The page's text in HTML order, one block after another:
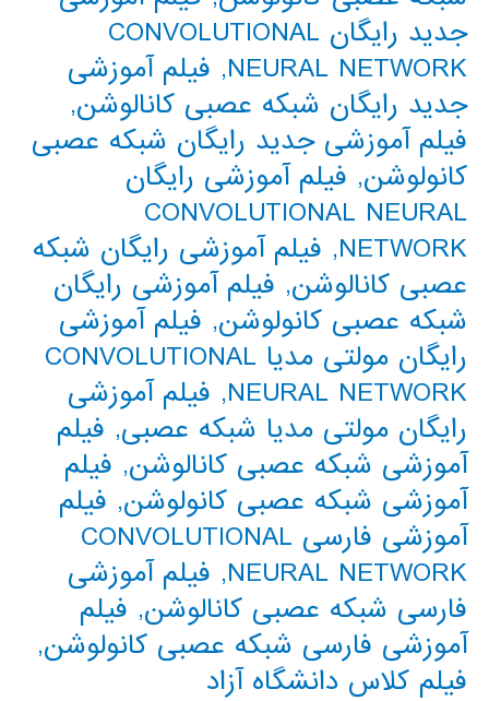
جدید رایگان CONVOLUTIONAL
NEURAL NETWORK
, فیلم آموزشی
جدید رایگان شبکه عصبی کانالوشن,
فیلم آموزشی جدید رایگان شبکه عصبی
کانولوشن, فیلم آموزشی رایگان
CONVOLUTIONAL NEURAL
NETWORK
, فیلم آموزشی رایگان شبکه
عصبی کانالوشن, فیلم آموزشی رایگان
شبکه عصبی کانولوشن, فیلم آموزشی
رایگان مولتی مدیا CONVOLUTIONAL
NEURAL NETWORK
, فیلم آموزشی
رایگان مولتی مدیا شبکه عصبی, فیلم
آموزشی شبکه عصبی کانالوشن, فیلم
آموزشی شبکه عصبی کانولوشن, فیلم
آموزشی فارسی CONVOLUTIONAL
NEURAL NETWORK
, فیلم آموزشی
فارسی شبکه عصبی کانالوشن, فیلم
آموزشی فارسی شبکه عصبی کانولوشن,
فیلم کلاس دانشگاه آزاد